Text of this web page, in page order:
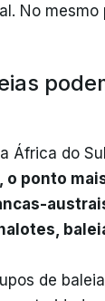
No
África do
o ponto
de